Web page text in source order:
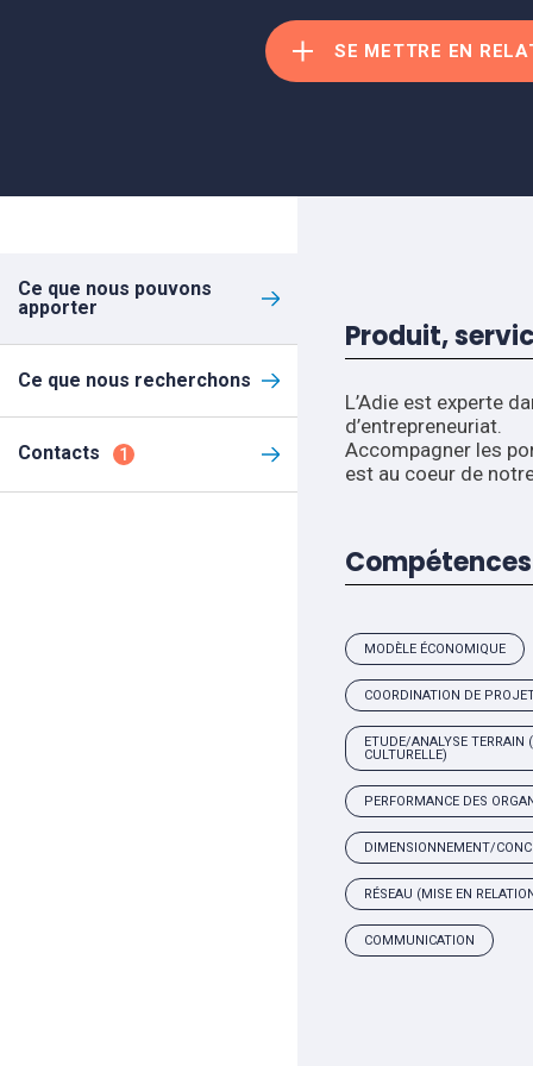
SE METTRE EN
Ce que nous pouvons
apporter
Ce que nous recherchons
Contacts 1
Produit,
L’Adie est experte
d’entrepreneuriat.
Accompagner les
est au coeur de
MODÈLE ÉCONOMIQUE
COORDINATION DE
ETUDE/ANALYSE TERRAIN
CULTURELLE)
PERFORMANCE DES
DIMENSIONNEMENT/
RÉSEAU (MISE EN
COMMUNICATION